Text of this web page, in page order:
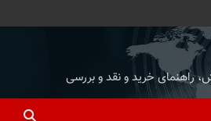
راهنمای خرید و نقد و بررسی